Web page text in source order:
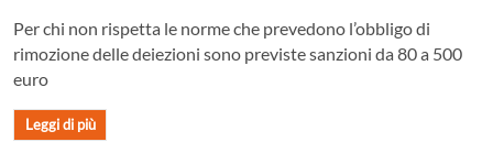
Per chi non rispetta le norme che prevedono l’obbligo di
rimozione delle deiezioni sono previste sanzioni da 80 a 500
euro
Leggi di più